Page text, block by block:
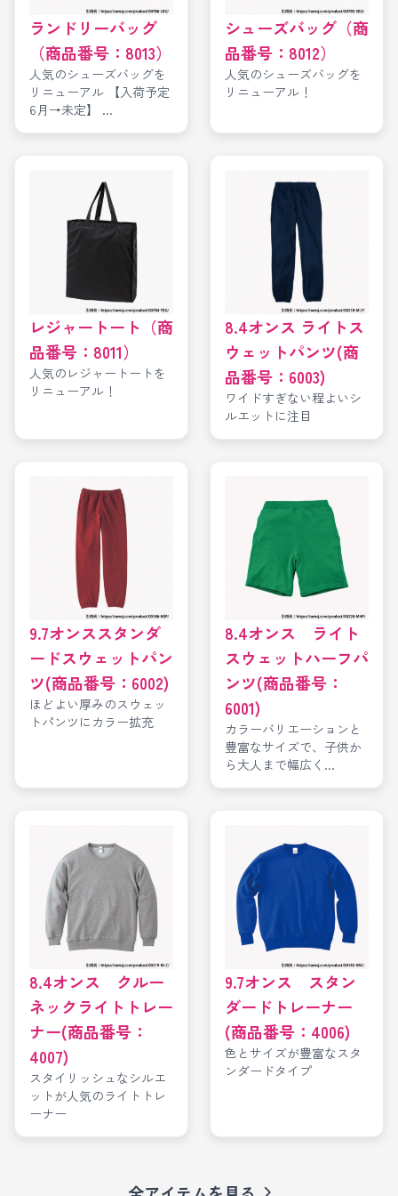
ランドリーバッグ
（商品番号：8013）
人気のシューズバッグを
リニューアル 【入荷予定
6月→未定】 ...
シューズバッグ（商
品番号：8012）
人気のシューズバッグを
リニューアル！
レジャートート（商
品番号：8011）
人気のレジャートートを
リニューアル！
8.4オンス ライトス
ウェットパンツ(商
品番号：6003)
ワイドすぎない程よいシ
ルエットに注目
9.7オンススタンダ
ードスウェットパン
ツ(商品番号：6002)
ほどよい厚みのスウェッ
トパンツにカラー拡充
8.4オンス ライト
スウェットハーフパ
ンツ(商品番号：
6001)
カラーバリエーションと
豊富なサイズで、子供か
ら大人まで幅広く...
8.4オンス クルー
ネックライトトレー
ナー(商品番号：
4007)
スタイリッシュなシルエ
ットが人気のライトトレ
ーナー
9.7オンス スタン
ダードトレーナー
(商品番号：4006)
色とサイズが豊富なスタ
ンダードタイプ